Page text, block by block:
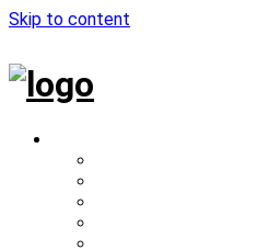
Skip to content